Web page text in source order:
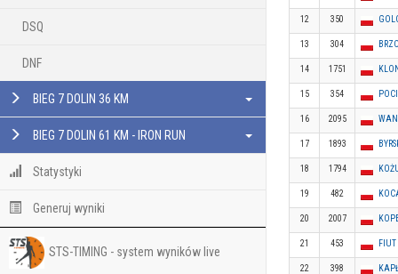
DSQ
DNF
BIEG 7 DOLIN 36 KM
BIEG 7 DOLIN 61 KM - IRON RUN
Statystyki
Generuj wyniki
STS-TIMING - system wyników live
12 350
13 304
14 1751
15 354
16 2095
17 1893
18 1794
19 482
20 2007
21 453
22 398